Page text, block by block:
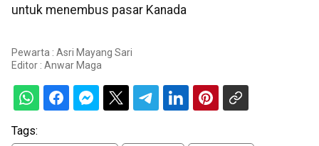
untuk menembus pasar Kanada
Pewarta : Asri Mayang Sari
Editor : Anwar Maga
Tags: